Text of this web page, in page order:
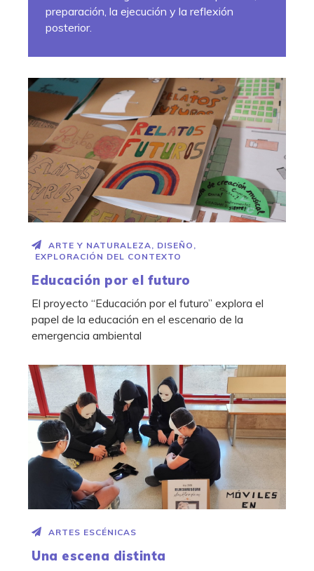
preparación, la ejecución y la reflexión
posterior.
ARTE Y NATURALEZA, DISEÑO ,
EXPLORACIÓN DEL CONTEXTO
Educación por el futuro
El proyecto “Educación por el futuro” explora el
papel de la educación en el escenario de la
emergencia ambiental
ARTES ESCÉNICAS
Una escena distinta